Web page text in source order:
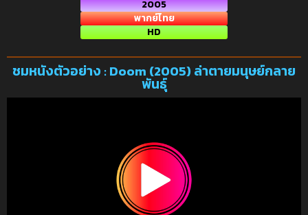
2005
พากย์ไทย
HD
ชมหนังตัวอย่าง : Doom (2005) ล่าตายมนุษย์กลาย
พันธุ์